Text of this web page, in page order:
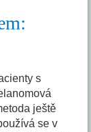
s
ještě
se v